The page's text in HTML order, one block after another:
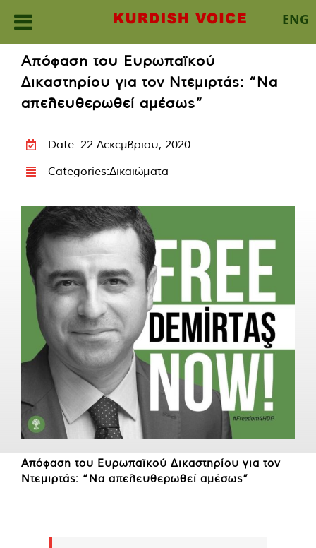
ENG
content
Απόφαση του Ευρωπαϊκού
Δικαστηρίου για τον Ντεμιρτάς: “Να
απελευθερωθεί αμέσως”
Date: 22 Δεκεμβρίου, 2020
Categories:Δικαιώματα
Απόφαση του Ευρωπαϊκού Δικαστηρίου για τον
Ντεμιρτάς: “Να απελευθερωθεί αμέσως”